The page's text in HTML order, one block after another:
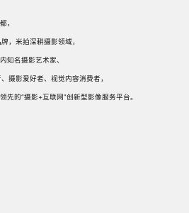
，
，米拍深耕摄影领域，
知名摄影艺术家、
摄影爱好者、视觉内容消费者，
先的“摄影+互联网”创新型影像服务平台。